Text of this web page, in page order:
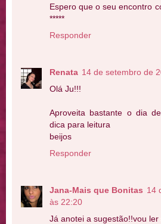
Espero que o seu encontro
*****
Responder
Renata 14 de setembro de
Olá Ju!!!
Aproveita bastante o dia
dica para leitura
beijos
Responder
Jana-Mais que Bonitas 14
às 22:20
Já anotei a sugestão!!vou ler